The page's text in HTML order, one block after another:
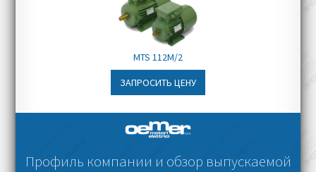
MTS 112M/2
ЗАПРОСИТЬ ЦЕНУ
Профиль компании и обзор выпускаемой